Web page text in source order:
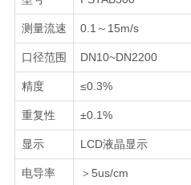
测量流速 0.1～15m/s
口径范围 DN10~DN2200
精度 ≤0.3%
重复性 ±0.1%
显示 LCD液晶显示
电导率 ＞5us/cm